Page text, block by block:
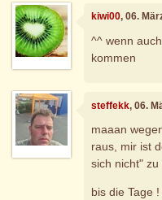
kiwi00, 06.
^^ wenn
kommen
steffekk, 06.
maaan
raus, mir ist
sich nicht" zu
bis die Tage !